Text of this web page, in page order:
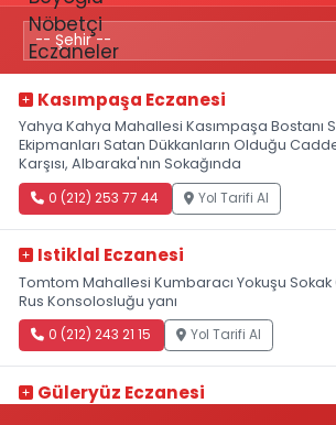
Kasımpaşa Eczanesi
Yahya Kahya Mahallesi Kasımpaşa Bostanı
Ekipmanları Satan Dükkanların Olduğu
Karşısı, Albaraka'nın Sokağında
0 (212) 253 77 44 Yol Tarifi Al
Istiklal Eczanesi
Tomtom Mahallesi Kumbaracı Yokuşu
Rus Konsolosluğu yanı
0 (212) 243 21 15 Yol Tarifi Al
Güleryüz Eczanesi